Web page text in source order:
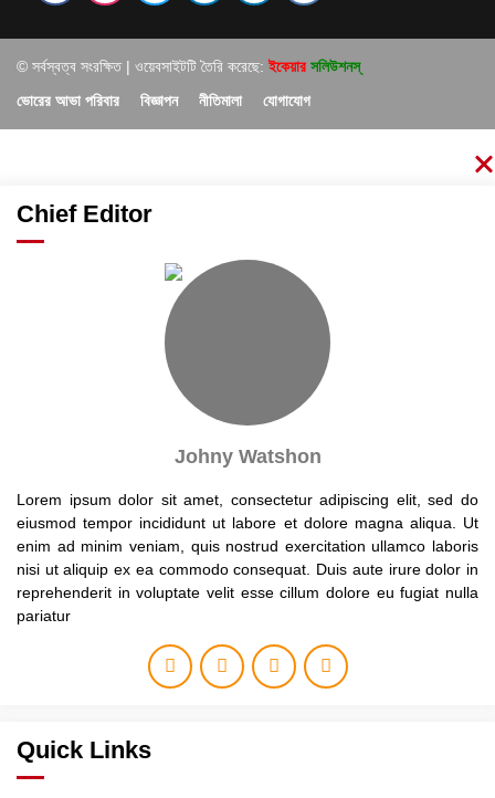
© সর্বস্বত্ব সংরক্ষিত | ওয়েবসাইটটি তৈরি করেছে:ইকেয়ার সলিউশনস্
ভোরের আভা পরিবার
বিজ্ঞাপন নীতিমালা যোগাযোগ
Chief Editor
Johny Watshon
Lorem ipsum dolor sit amet, consectetur adipiscing elit, sed do
eiusmod tempor incididunt ut labore et dolore magna aliqua. Ut
enim ad minim veniam, quis nostrud exercitation ullamco laboris
nisi ut aliquip ex ea commodo consequat. Duis aute irure dolor in
reprehenderit in voluptate velit esse cillum dolore eu fugiat nulla
pariatur
Quick Links